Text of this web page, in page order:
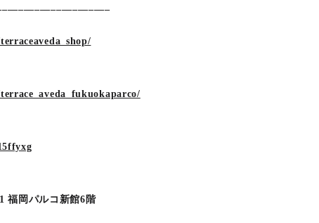
福岡パルコ新館6階